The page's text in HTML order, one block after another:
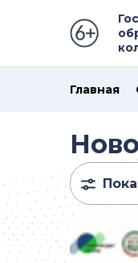
Главная